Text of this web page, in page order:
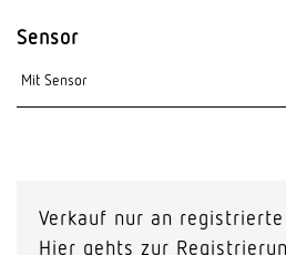
Sensor
Verkauf nur an
Hier gehts zur